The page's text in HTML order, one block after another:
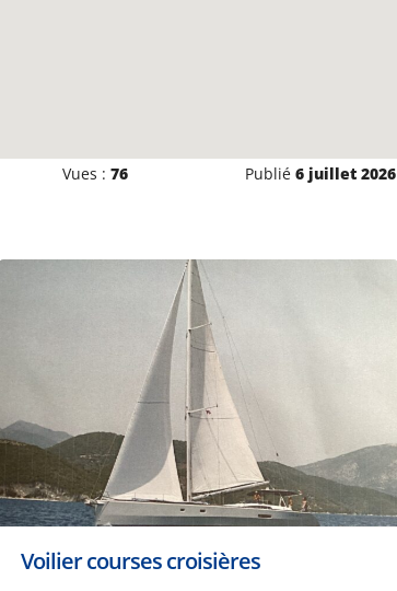
Vues : 76 Publié 6 juillet 2026
Voilier courses croisières